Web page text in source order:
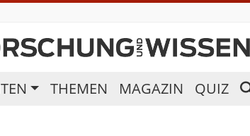
THEMEN MAGAZIN QUIZ